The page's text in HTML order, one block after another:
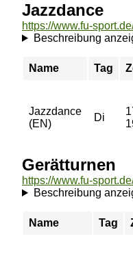
Jazzdance
Beschreibung
Name Tag
Jazzdance
(EN)
Di
Gerätturnen
Beschreibung
Name Tag